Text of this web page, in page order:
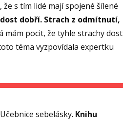
s tím lidé mají spojené šílené
dobří. Strach z odmítnutí,
mám pocit, že tyhle strachy dost
téma vyzpovídala expertku
sebelásky. Knihu